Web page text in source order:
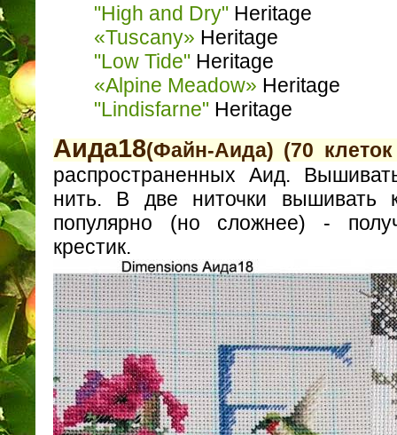
"High and Dry" Heritage
«Tuscany» Heritage
"Low Tide" Heritage
«Alpine Meadow» Heritage
"Lindisfarne" Heritage
Aида18(Файн-Аида) (70
распространенных Аид.
нить. В две ниточки вышивать
популярно (но сложнее) -
крестик.